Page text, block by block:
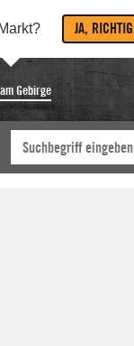
JA, RICHTIG
Gebirge